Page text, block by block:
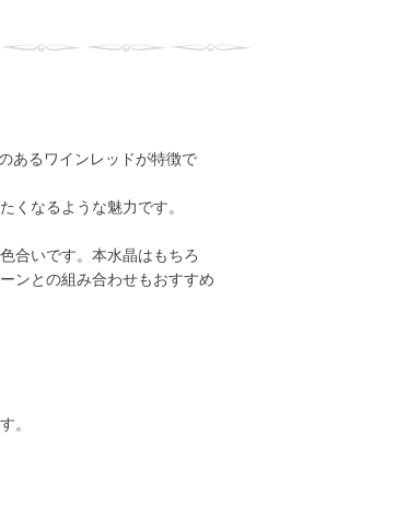
あるワインレッドが特徴で
くなるような魅力です。
合いです。本水晶はもちろ
ンとの組み合わせもおすすめ
。